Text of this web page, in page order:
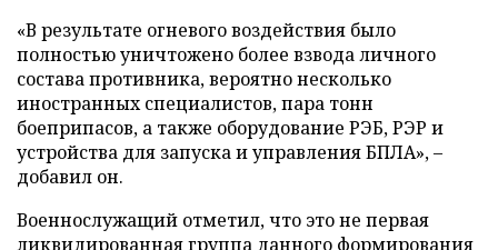
«В результате огневого воздействия было
полностью уничтожено более взвода личного
состава противника, вероятно несколько
иностранных специалистов, пара тонн
боеприпасов, а также оборудование РЭБ, РЭР и
устройства для запуска и управления БПЛА», –
добавил он.
Военнослужащий отметил, что это не первая
ликвидированная группа данного формирования